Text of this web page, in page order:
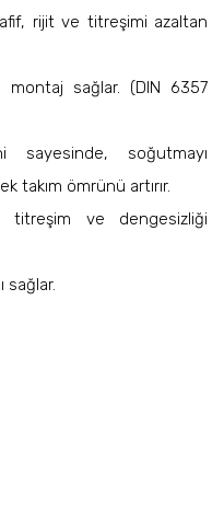
rijit ve titreşimi azaltan
sağlar. (DIN 6357
sayesinde, soğutmayı
takım ömrünü artırır.
titreşim ve dengesizliği
sağlar.